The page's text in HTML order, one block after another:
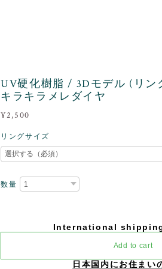
UV硬化樹脂 / 3Dモデル (リン
キラキラメレダイヤ
¥2,500
リングサイズ
数量
International
Add to cart
日本国内にお住まい